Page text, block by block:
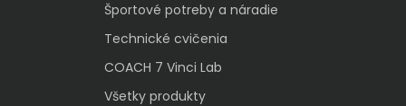
Športové potreby a náradie
Technické cvičenia
COACH 7 Vinci Lab
Všetky produkty